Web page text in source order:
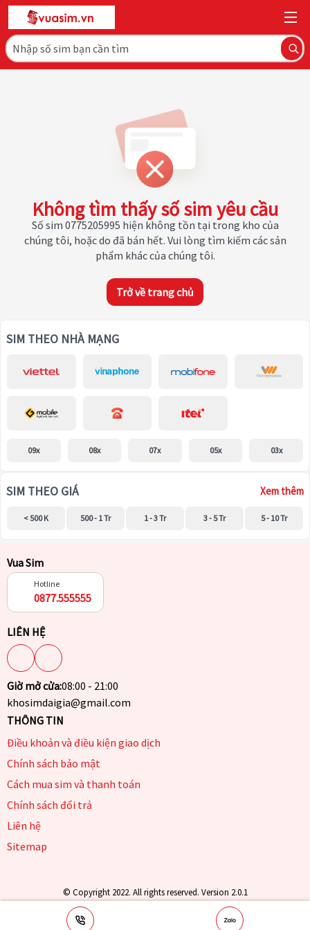
Không tìm thấy số sim yêu cầu
Số sim 0775205995 hiện không tồn tại trong kho của
chúng tôi, hoặc do đã bán hết. Vui lòng tìm kiếm các sản
phẩm khác của chúng tôi.
Trở về trang chủ
SIM THEO NHÀ MẠNG
09x 08x 07x 05x 03x
SIM THEO GIÁ Xem thêm
< 500 K 500 - 1 Tr 1 - 3 Tr 3 - 5 Tr 5 - 10 Tr
Vua Sim
Hotline
0877.555555
LIÊN HỆ
Giờ mở cửa:08:00 - 21:00
khosimdaigia@gmail.com
THÔNG TIN
Điều khoản và điều kiện giao dịch
Chính sách bảo mật
Cách mua sim và thanh toán
Chính sách đổi trả
Liên hệ
Sitemap
© Copyright 2022. All rights reserved. Version 2.0.1